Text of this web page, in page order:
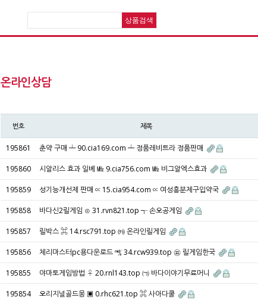
온라인상담
번호 제목
195861 춘약 구매 ┷ 90.cia169.com ┷ 정품레비트라 정품판매
195860 시알리스 효과 일베 ㎒ 9.cia756.com ㎒ 비그알엑스효과
195859 성기능개선제 판매 ∝ 15.cia954.com ∝ 여성흥분제구입약국
195858 바다신2릴게임 ⊙ 31.rvn821.top ┭ 손오공게임
195857 릴박스 ⌘ 14.rsc791.top ㈘ 온라인릴게임
195856 체리마스터pc용다운로드 ㎮ 34.rcw939.top ㉬ 릴게임한국
195855 야마토게임방법 ♀ 20.rnl143.top ㈀ 바다이야기무료머니
195854 오리지널골드몽 ▣ 0.rhc621.top ⌘ 사아다쿨